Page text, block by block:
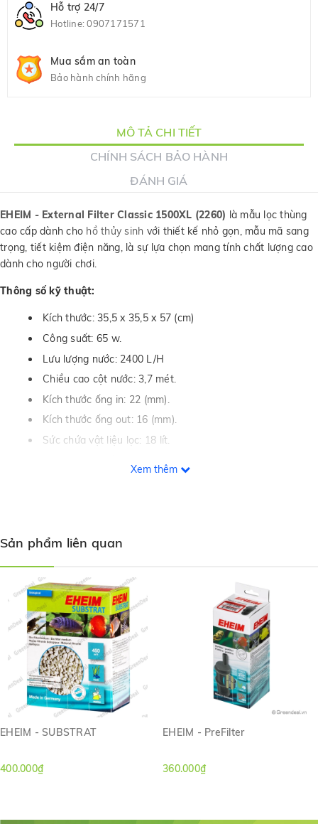
Hỗ trợ 24/7
Hotline:0907171571
Mua sắm an toàn
Bảo hành chính hãng
MÔ TẢ CHI TIẾT
CHÍNH SÁCH BẢO HÀNH
ĐÁNH GIÁ
EHEIM - External Filter Classic 1500XL (2260) là mẫu lọc thùng
cao cấp dành cho hồ thủy sinh với thiết kế nhỏ gọn, mẫu mã sang
trọng, tiết kiệm điện năng, là sự lựa chọn mang tính chất lượng cao
dành cho người chơi.
Thông số kỹ thuật:
Kích thước: 35,5 x 35,5 x 57 (cm)
Công suất: 65 w.
Lưu lượng nước: 2400 L/H
Chiều cao cột nước: 3,7 mét.
Kích thước ống in: 22 (mm).
Kích thước ống out: 16 (mm).
Sức chứa vật liệu lọc: 18 lít.
Sản phẩm có chính sách bảo hành 02 năm bằng phiếu
Xem thêm
Sản phẩm liên quan
EHEIM - SUBSTRAT
400.000₫
EHEIM - PreFilter
360.000₫